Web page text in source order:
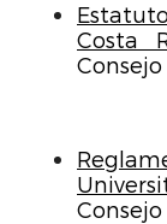
Costa